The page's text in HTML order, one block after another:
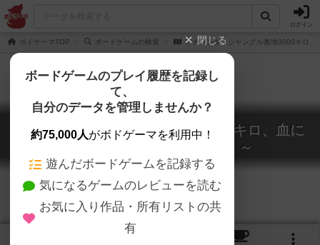
ログイン
ボドゲーマTOP ボードゲームの検索 アナコンダ～ジャングル奥地3000キロ、
アナコンダ～ジャングル奥地3000キロ、血に
飢えた人喰い蛇を見た！！～
Anaconda
閉じる
ボードゲームのプレイ履歴を記録し
て、
自分のデータを管理しませんか？
約75,000人がボドゲーマを利用中！
遊んだボードゲームを記録する
気になるゲームのレビューを読む
お気に入り作品・所有リストの共
有